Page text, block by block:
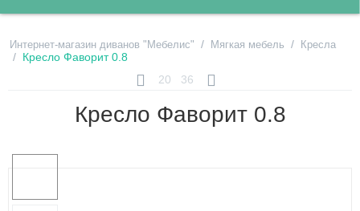
Интернет-магазин диванов "Мебелис" / Мягкая мебель / Кресла
/ Кресло Фаворит 0.8
20
36
Кресло Фаворит 0.8